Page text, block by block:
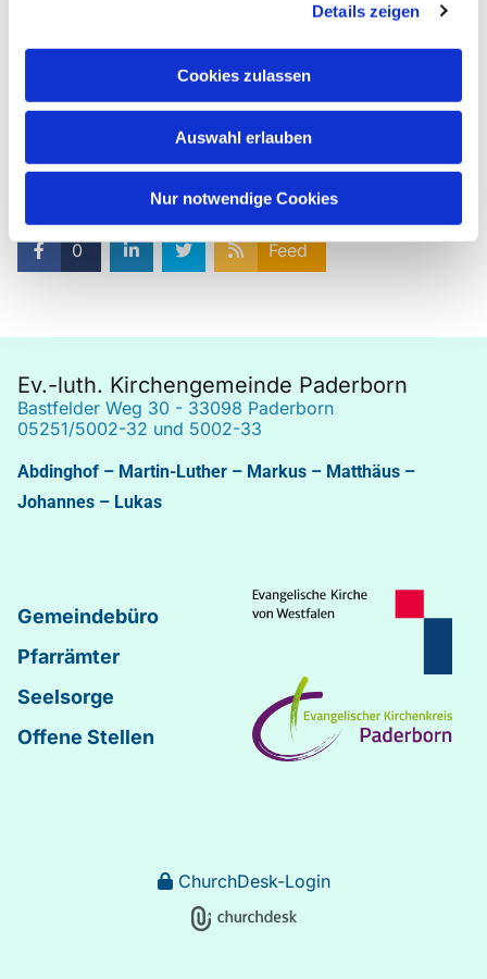
Details zeigen
Cookies zulassen
Auswahl erlauben
Nur notwendige Cookies
0 Feed
Ev.-luth. Kirchengemeinde Paderborn
Bastfelder Weg 30 - 33098 Paderborn
05251/5002-32 und 5002-33
Abdinghof – Martin-Luther – Markus – Matthäus –
Johannes – Lukas
Gemeindebüro
Pfarrämter
Seelsorge
Offene Stellen
ChurchDesk-Login